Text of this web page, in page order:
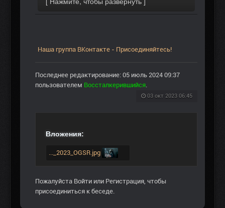
Наша группа ВКонтакте - Присоединяйтесь!
Последнее редактирование: 05 июль 2024 09:37
пользователем Воссталкерившийся
03 окт 2023 06:45
Вложения:
..._2023_OGSR.jpg
Пожалуйста Войти или Регистрация , чтобы
присоединиться к беседе.